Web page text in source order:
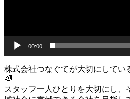
00:00
株式会社つなぐてが大切にしてい
🌈
スタッフ一人ひとりを大切にし、